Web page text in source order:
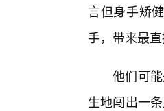
言但身手矫
手，带来最直
他们可
生地闯出一